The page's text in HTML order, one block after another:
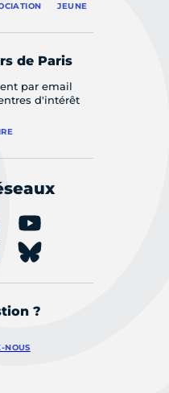
JEUNE
de Paris
par email
d'intérêt
?
NOUS